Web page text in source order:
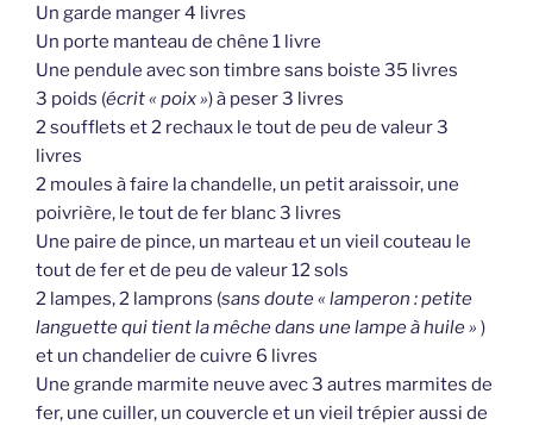
Un garde manger 4 livres
Un porte manteau de chêne 1 livre
Une pendule avec son timbre sans boiste 35 livres
3 poids (écrit « poix ») à peser 3 livres
2 soufflets et 2 rechaux le tout de peu de valeur 3
livres
2 moules à faire la chandelle, un petit araissoir, une
poivrière, le tout de fer blanc 3 livres
Une paire de pince, un marteau et un vieil couteau le
tout de fer et de peu de valeur 12 sols
2 lampes, 2 lamprons (sans doute « lamperon : petite
languette qui tient la mêche dans une lampe à huile » )
et un chandelier de cuivre 6 livres
Une grande marmite neuve avec 3 autres marmites de
fer, une cuiller, un couvercle et un vieil trépier aussi de